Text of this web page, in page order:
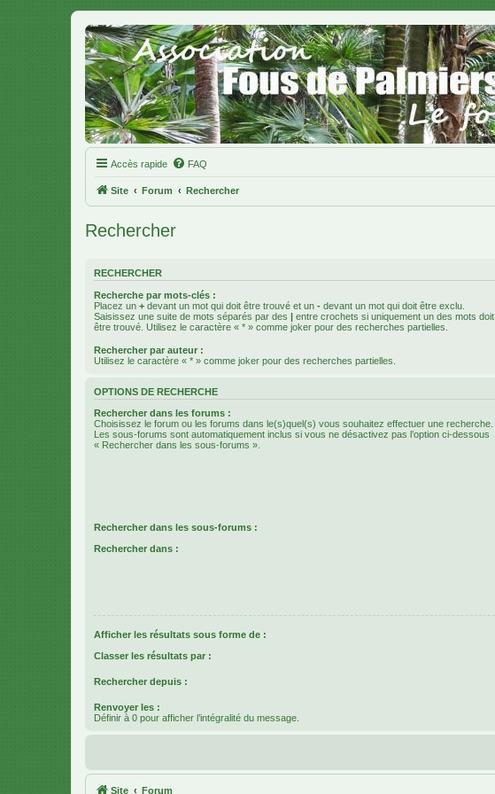
Accès rapide FAQ
Site Forum Rechercher
Rechercher
RECHERCHER
Recherche par mots-clés :
Placez un + devant un mot qui doit être trouvé et un - devant un mot qui doit être exclu.
Saisissez une suite de mots séparés par des | entre crochets si uniquement un des mots doit
être trouvé. Utilisez le caractère « * » comme joker pour des recherches partielles.
Rechercher par auteur :
Utilisez le caractère « * » comme joker pour des recherches partielles.
OPTIONS DE RECHERCHE
Rechercher dans les forums :
Choisissez le forum ou les forums dans le(s)quel(s) vous souhaitez effectuer une recherche.
Les sous-forums sont automatiquement inclus si vous ne désactivez pas l’option ci-dessous
« Rechercher dans les sous-forums ».
Rechercher dans les sous-forums :
Rechercher dans :
Afficher les résultats sous forme de :
Classer les résultats par :
Rechercher depuis :
Renvoyer les :
Définir à 0 pour afficher l’intégralité du message.
Site Forum